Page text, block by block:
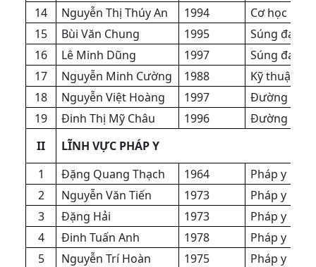
14
Nguyễn Thị Thúy An 1994
Cơ học
15
Bùi Văn Chung 1995
Súng đạn
16
Lê Minh Dũng 1997
Súng đạn
17
Nguyễn Minh Cường 1988
Kỹ thuật số
18
Nguyễn Việt Hoàng 1997
Đường vân
19
Đinh Thị Mỹ Châu 1996
Đường vân
II
LĨNH VỰC PHÁP Y
1
Đặng Quang Thạch 1964
Pháp y
2
Nguyễn Văn Tiến 1973
Pháp y
3
Đặng Hải 1973
Pháp y
4
Đinh Tuấn Anh 1978
Pháp y
5
Nguyễn Trí Hoàn 1975
Pháp y